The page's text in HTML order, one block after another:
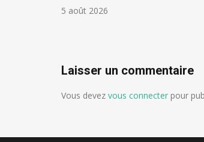
5 août 2026
Laisser un commentaire
Vous devez vous connecter pour